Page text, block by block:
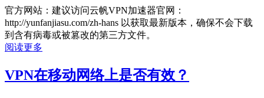
官方网站：建议访问云帆VPN加速器官网：
http://yunfanjiasu.com/zh-hans 以获取最新版本，确保不会下载
到含有病毒或被篡改的第三方文件。
阅读更多
VPN在移动网络上是否有效？